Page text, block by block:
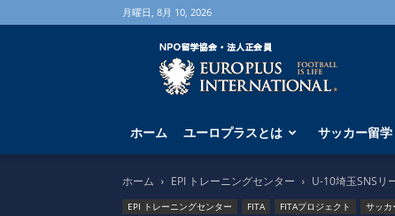
月曜日, 8月 10, 2026
海
外
サ
ー
学
な
ホーム ユーロプラスとは サッカー留学
ホーム EPI トレーニングセンター U-10埼玉SNSリ
EPI トレーニングセンター FITA FITAプロジェクト サッカ